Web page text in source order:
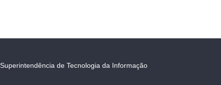
Superintendência de Tecnologia da Informação